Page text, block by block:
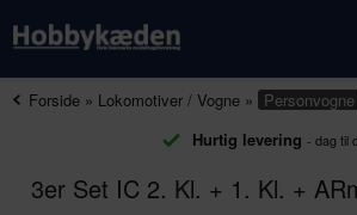
Forside » Lokomotiver / Vogne » Personvogne
Hurtig levering - dag til
3er Set IC 2. Kl. + 1. Kl. +